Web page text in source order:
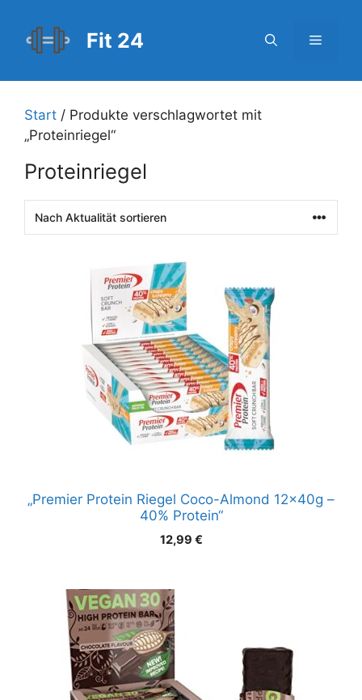
Inhalt
springen
Fit 24 Menü
Start / Produkte verschlagwortet mit
„Proteinriegel“
Proteinriegel
„Premier Protein Riegel Coco-Almond 12x40g –
40% Protein“
12,99 €